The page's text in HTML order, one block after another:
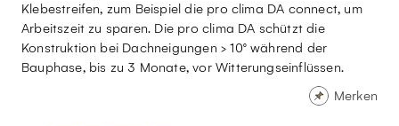
Klebestreifen, zum Beispiel die pro clima DA connect, um
Arbeitszeit zu sparen. Die pro clima DA schützt die
Konstruktion bei Dachneigungen > 10° während der
Bauphase, bis zu 3 Monate, vor Witterungseinflüssen.
Merken